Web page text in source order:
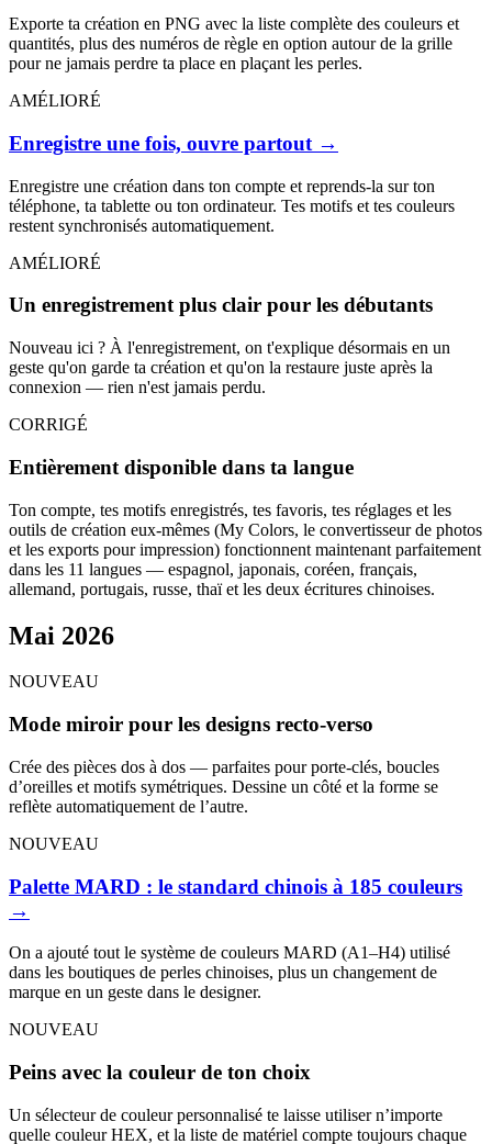
Exporte ta création en PNG avec la liste complète des couleurs et
quantités, plus des numéros de règle en option autour de la grille
pour ne jamais perdre ta place en plaçant les perles.
AMÉLIORÉ
Enregistre une fois, ouvre partout →
Enregistre une création dans ton compte et reprends-la sur ton
téléphone, ta tablette ou ton ordinateur. Tes motifs et tes couleurs
restent synchronisés automatiquement.
AMÉLIORÉ
Un enregistrement plus clair pour les débutants
Nouveau ici ? À l'enregistrement, on t'explique désormais en un
geste qu'on garde ta création et qu'on la restaure juste après la
connexion — rien n'est jamais perdu.
CORRIGÉ
Entièrement disponible dans ta langue
Ton compte, tes motifs enregistrés, tes favoris, tes réglages et les
outils de création eux-mêmes (My Colors, le convertisseur de photos
et les exports pour impression) fonctionnent maintenant parfaitement
dans les 11 langues — espagnol, japonais, coréen, français,
allemand, portugais, russe, thaï et les deux écritures chinoises.
Mai 2026
NOUVEAU
Mode miroir pour les designs recto-verso
Crée des pièces dos à dos — parfaites pour porte-clés, boucles
d’oreilles et motifs symétriques. Dessine un côté et la forme se
reflète automatiquement de l’autre.
NOUVEAU
Palette MARD : le standard chinois à 185 couleurs
→
On a ajouté tout le système de couleurs MARD (A1–H4) utilisé
dans les boutiques de perles chinoises, plus un changement de
marque en un geste dans le designer.
NOUVEAU
Peins avec la couleur de ton choix
Un sélecteur de couleur personnalisé te laisse utiliser n’importe
quelle couleur HEX, et la liste de matériel compte toujours chaque